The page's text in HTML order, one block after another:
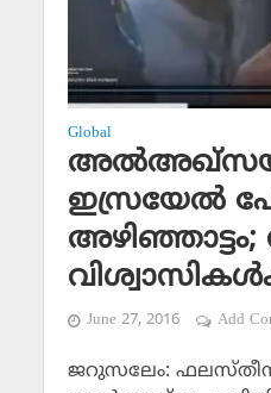
Global
ഇസ്രയേല്‍
അഴിഞ്ഞാട്ടം;
June 27, 2016 Add
ജറുസലേം: